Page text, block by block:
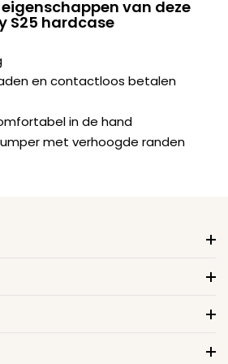
van deze
S25 hardcase
en contactloos betalen
in de hand
met verhoogde randen